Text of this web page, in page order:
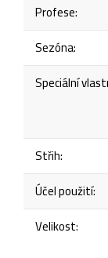
Profese:
Sezóna:
Speciální
Střih:
Účel použití:
Velikost: